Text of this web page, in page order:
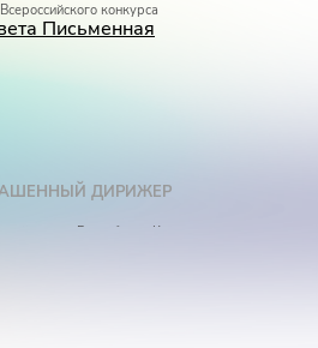
конкурса
Письменная
ДИРИЖЕР
артист Республики Карелия